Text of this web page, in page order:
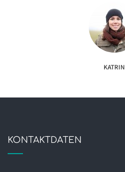
KATRIN
KONTAKTDATEN